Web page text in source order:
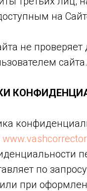
на
не
сайта.
по
при